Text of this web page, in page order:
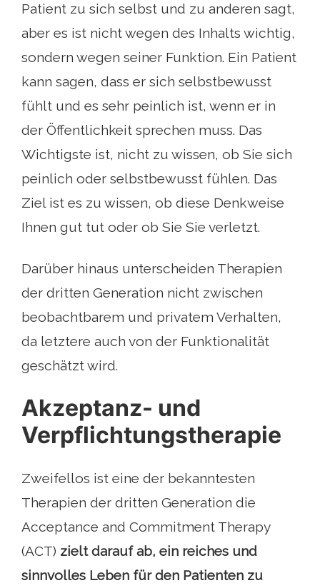
Patient zu sich selbst und zu anderen sagt,
aber es ist nicht wegen des Inhalts wichtig,
sondern wegen seiner Funktion. Ein Patient
kann sagen, dass er sich selbstbewusst
fühlt und es sehr peinlich ist, wenn er in
der Öffentlichkeit sprechen muss. Das
Wichtigste ist, nicht zu wissen, ob Sie sich
peinlich oder selbstbewusst fühlen. Das
Ziel ist es zu wissen, ob diese Denkweise
Ihnen gut tut oder ob Sie Sie verletzt.
Darüber hinaus unterscheiden Therapien
der dritten Generation nicht zwischen
beobachtbarem und privatem Verhalten,
da letztere auch von der Funktionalität
geschätzt wird.
Akzeptanz- und
Verpflichtungstherapie
Zweifellos ist eine der bekanntesten
Therapien der dritten Generation die
Acceptance and Commitment Therapy
(ACT) zielt darauf ab, ein reiches und
sinnvolles Leben für den Patienten zu